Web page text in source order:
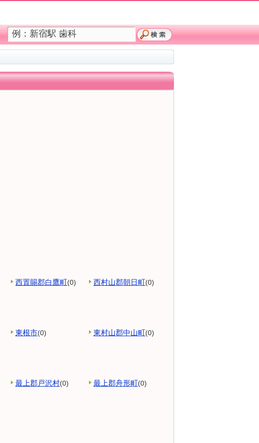
西置賜郡白鷹町(0) 西村山郡朝日町(0)
東根市(0) 東村山郡中山町(0)
最上郡戸沢村(0) 最上郡舟形町(0)